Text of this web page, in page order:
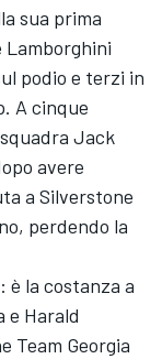
sua prima
Lamborghini
podio e terzi in
A cinque
Jack
avere
a Silverstone
perdendo la
la costanza a
e Harald
Team Georgia